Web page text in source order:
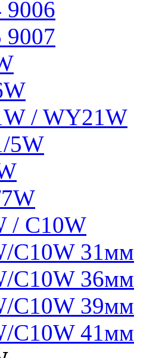
9006
9007
/ WY21W
5W
/ C10W
C10W 31мм
C10W 36мм
C10W 39мм
C10W 41мм